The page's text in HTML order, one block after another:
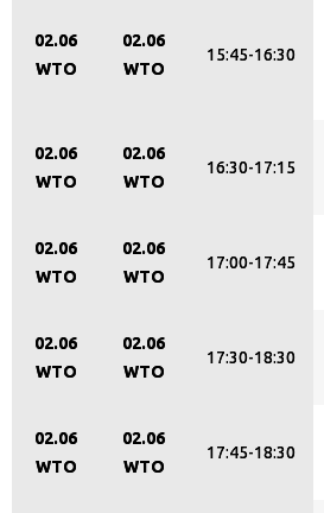
02.06
WTO
02.06
WTO
15:45-16:30
02.06
WTO
02.06
WTO
16:30-17:15
02.06
WTO
02.06
WTO
17:00-17:45
02.06
WTO
02.06
WTO
17:30-18:30
02.06
WTO
02.06
WTO
17:45-18:30